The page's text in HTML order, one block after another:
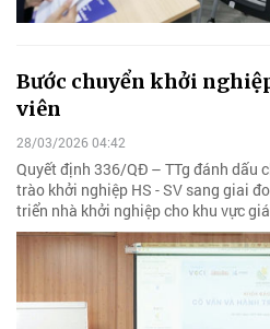
Bước chuyển khởi
viên
28/03/2026 04:42
Quyết định 336/QĐ – TTg đánh dấu
trào khởi nghiệp HS - SV sang giai
triển nhà khởi nghiệp cho khu vực